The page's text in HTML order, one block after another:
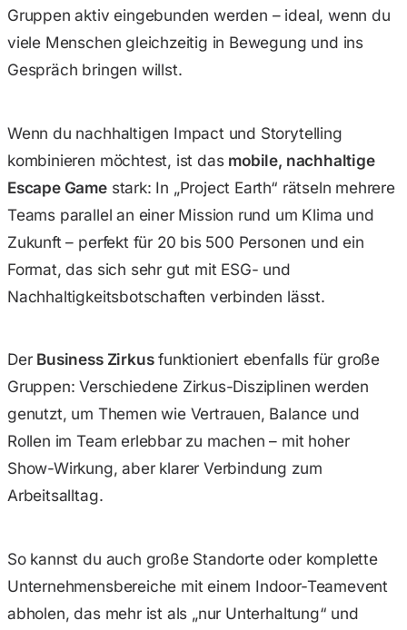
Gruppen aktiv eingebunden werden – ideal, wenn du
viele Menschen gleichzeitig in Bewegung und ins
Gespräch bringen willst.
Wenn du nachhaltigen Impact und Storytelling
kombinieren möchtest, ist das mobile, nachhaltige
Escape Gamestark: In „Project Earth“ rätseln mehrere
Teams parallel an einer Mission rund um Klima und
Zukunft – perfekt für 20 bis 500 Personen und ein
Format, das sich sehr gut mit ESG- und
Nachhaltigkeitsbotschaften verbinden lässt.
Der Business Zirkusfunktioniert ebenfalls für große
Gruppen: Verschiedene Zirkus-Disziplinen werden
genutzt, um Themen wie Vertrauen, Balance und
Rollen im Team erlebbar zu machen – mit hoher
Show-Wirkung, aber klarer Verbindung zum
Arbeitsalltag.
So kannst du auch große Standorte oder komplette
Unternehmensbereiche mit einem Indoor-Teamevent
abholen, das mehr ist als „nur Unterhaltung“ und